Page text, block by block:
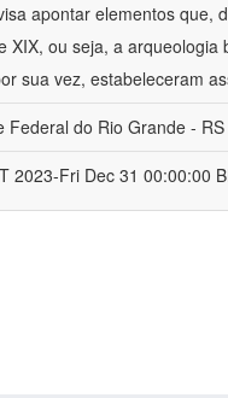
apontar elementos que,
XIX, ou seja, a
sua vez, estabeleceram
Federal do Rio Grande -
2023-Fri Dec 31 00:00:00